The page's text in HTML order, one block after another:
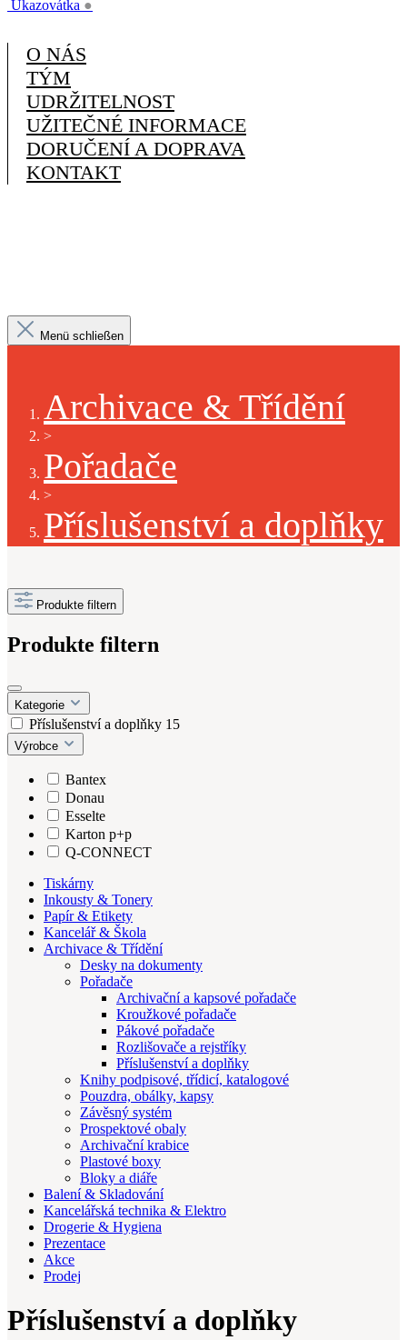
Ukazovátka ●
O NÁS
TÝM
UDRŽITELNOST
UŽITEČNÉ INFORMACE
DORUČENÍ A DOPRAVA
KONTAKT
Menü schließen
Archivace & Třídění
>
Pořadače
>
Příslušenství a doplňky
Produkte filtern
Produkte filtern
Kategorie
Příslušenství a doplňky 15
Výrobce
Bantex
Donau
Esselte
Karton p+p
Q-CONNECT
Tiskárny
Inkousty & Tonery
Papír & Etikety
Kancelář & Škola
Archivace & Třídění
Desky na dokumenty
Pořadače
Archivační a kapsové pořadače
Kroužkové pořadače
Pákové pořadače
Rozlišovače a rejstříky
Příslušenství a doplňky
Knihy podpisové, třídicí, katalogové
Pouzdra, obálky, kapsy
Závěsný systém
Prospektové obaly
Archivační krabice
Plastové boxy
Bloky a diáře
Balení & Skladování
Kancelářská technika & Elektro
Drogerie & Hygiena
Prezentace
Akce
Prodej
Příslušenství a doplňky